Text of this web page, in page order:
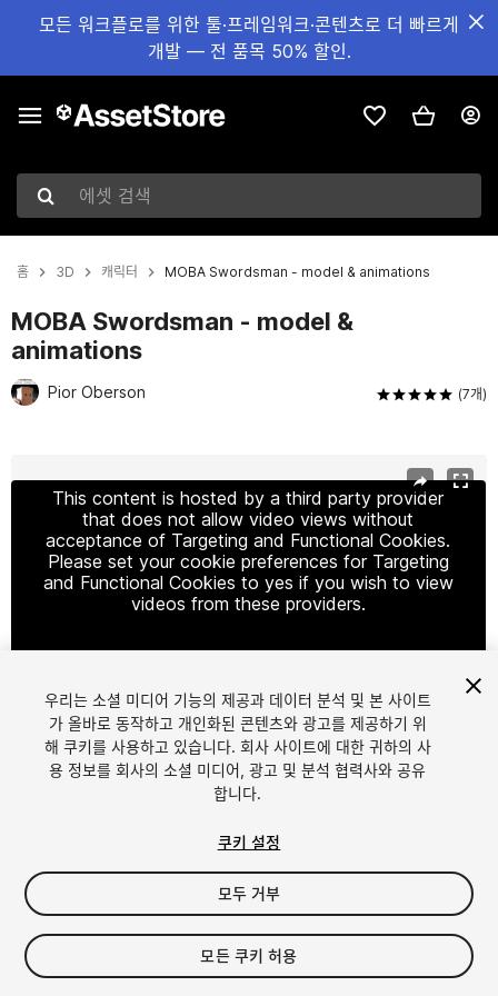
모든 워크플로를 위한 툴·프레임워크·콘텐츠로 더 빠르게
개발 — 전 품목 50% 할인.
에셋 검색
홈 3D 캐릭터 MOBA Swordsman - model & animations
MOBA Swordsman - model &
animations
Pior Oberson (7개)
This content is hosted by a third party provider
that does not allow video views without
acceptance of Targeting and Functional Cookies.
Please set your cookie preferences for Targeting
and Functional Cookies to yes if you wish to view
videos from these providers.
Cookie Settings
1/13
$19
세금/부가세는 결제 시 반영됩니다.
우리는 소셜 미디어 기능의 제공과 데이터 분석 및 본 사이트
가 올바로 동작하고 개인화된 콘텐츠와 광고를 제공하기 위
해 쿠키를 사용하고 있습니다. 회사 사이트에 대한 귀하의 사
용 정보를 회사의 소셜 미디어, 광고 및 분석 협력사와 공유
합니다.
쿠키 설정
모두 거부
모든 쿠키 허용